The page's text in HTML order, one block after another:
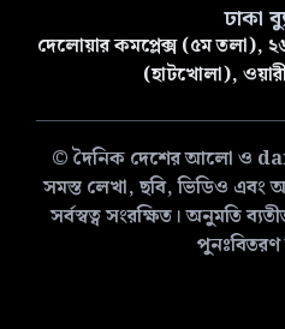
ঢাকা
দেলোয়ার কমপ্লেক্স (৫ম
(হাটখোলা),
© দৈনিক দেশের আলো ও
সমস্ত লেখা, ছবি, ভিডিও এবং
সর্বস্বত্ব সংরক্ষিত। অনুমতি
পুনঃবিতরণ